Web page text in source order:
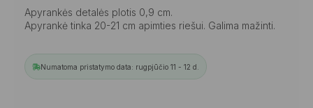
Apyrankės detalės plotis 0,9 cm.
Apyrankė tinka 20-21 cm apimties riešui. Galima mažinti.
Numatoma pristatymo data: rugpjūčio 11 - 12 d.